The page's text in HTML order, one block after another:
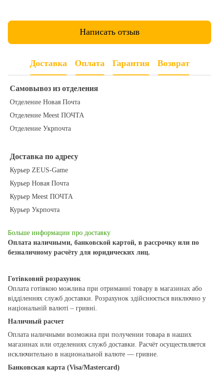
Написать отзыв
Доставка Оплата Гарантия Возврат
Самовывоз из отделения
Отделение Новая Почта
Отделение Meest ПОЧТА
Отделение Укрпочта
Доставка по адресу
Курьер ZEUS-Game
Курьер Новая Почта
Курьер Meest ПОЧТА
Курьер Укрпочта
Больше информации про доставку
Оплата наличными, банковской картой, в рассрочку или по
безналичному расчёту для юридических лиц.
Готівковий розрахунок
Оплата готівкою можлива при отриманні товару в магазинах або
відділеннях служб доставки. Розрахунок здійснюється виключно у
національній валюті – гривні.
Наличный расчет
Оплата наличными возможна при получении товара в наших
магазинах или отделениях служб доставки. Расчёт осуществляется
исключительно в национальной валюте — гривне.
Банковская карта (Visa/Mastercard)